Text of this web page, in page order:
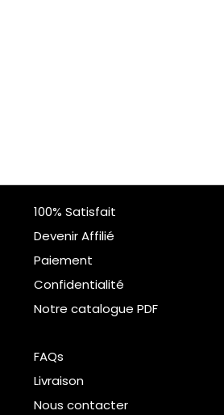
100% Satisfait
Devenir Affilié
Paiement
Confidentialité
Notre catalogue PDF
FAQs
Livraison
Nous contacter